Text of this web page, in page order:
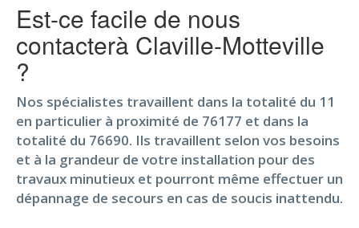
Est-ce facile de nous
contacterà Claville-Motteville
?
Nos spécialistes travaillent dans la totalité du 11
en particulier à proximité de 76177 et dans la
totalité du 76690. Ils travaillent selon vos besoins
et à la grandeur de votre installation pour des
travaux minutieux et pourront même effectuer un
dépannage de secours en cas de soucis inattendu.